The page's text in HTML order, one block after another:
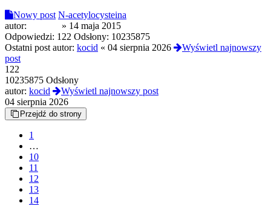
Nowy post N-acetylocysteina
autor:
» 14 maja 2015
Odpowiedzi: 122 Odsłony: 10235875
Ostatni post autor: kocid « 04 sierpnia 2026
Wyświetl najnowszy
post
122
10235875 Odsłony
autor: kocid
Wyświetl najnowszy post
04 sierpnia 2026
Przejdź do strony
1
…
10
11
12
13
14